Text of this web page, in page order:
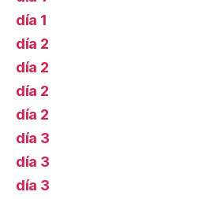
día 1
día 2
día 2
día 2
día 2
día 3
día 3
día 3